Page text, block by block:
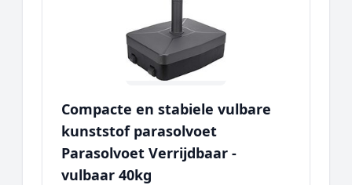
Compacte en stabiele vulbare
kunststof parasolvoet
Parasolvoet Verrijdbaar -
vulbaar 40kg